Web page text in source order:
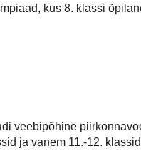
kus 8. klassi
veebipõhine
ja vanem 11.-12.